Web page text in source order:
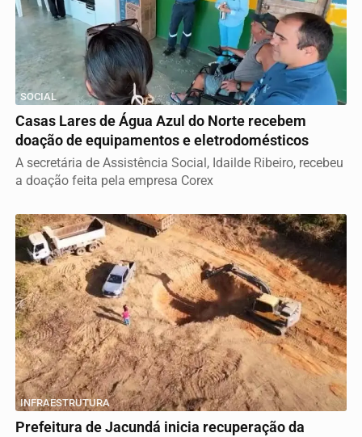
SOCIAL
Casas Lares de Água Azul do Norte recebem
doação de equipamentos e eletrodomésticos
A secretária de Assistência Social, Idailde Ribeiro, recebeu
a doação feita pela empresa Corex
INFRAESTRUTURA
Prefeitura de Jacundá inicia recuperação da